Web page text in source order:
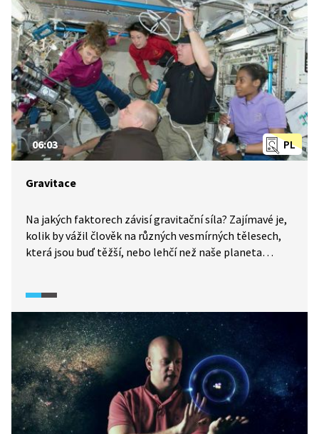
PL
06:03
Gravitace
Na jakých faktorech závisí gravitační síla? Zajímavé je,
kolik by vážil člověk na různých vesmírných tělesech,
která jsou buď těžší, nebo lehčí než naše planeta